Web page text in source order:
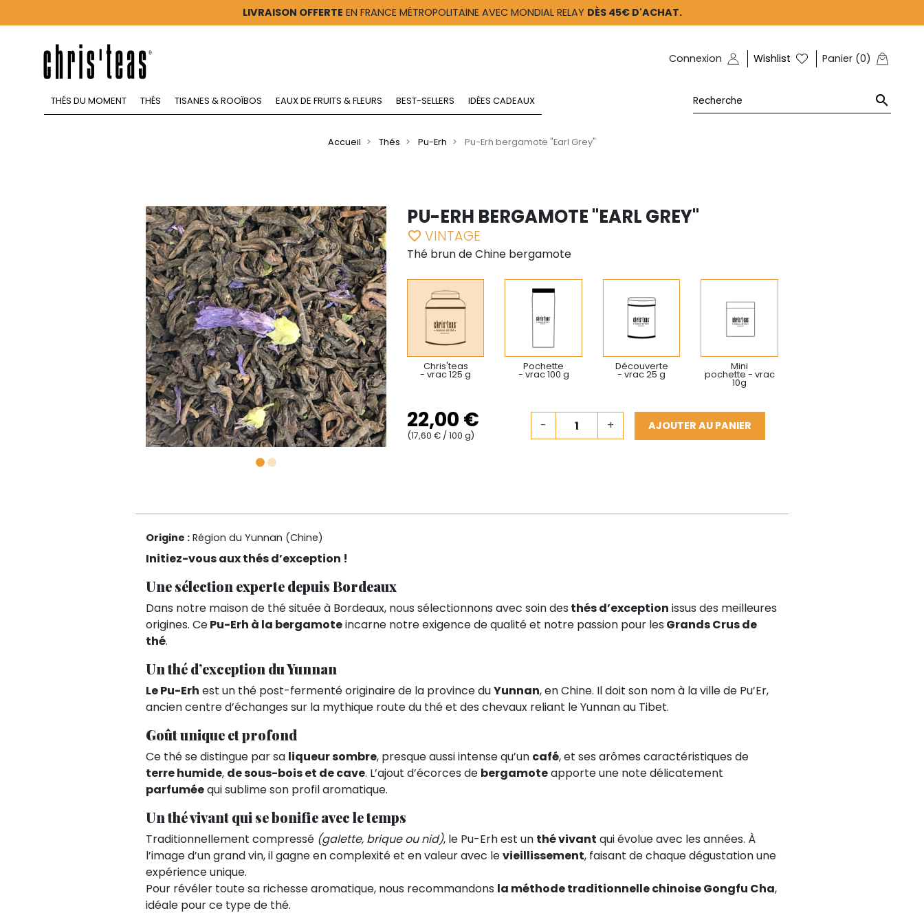
LIVRAISON OFFERTE EN FRANCE MÉTROPOLITAINE AVEC MONDIAL RELAY DÈS 45€ D'ACHAT.
Connexion Wishlist Panier (0)
THÉS DU MOMENT THÉS TISANES & ROOÏBOS EAUX DE FRUITS & FLEURS BEST-SELLERS IDÉES CADEAUX 
Accueil Thés Pu-Erh Pu-Erh bergamote "Earl Grey"
PU-ERH BERGAMOTE "EARL GREY"
favorite_border VINTAGE
Thé brun de Chine bergamote
Chris'teas
- vrac 125 g
Pochette
- vrac 100 g
Découverte
- vrac 25 g
Mini
pochette - vrac
10g
22,00 €
(17,60 € / 100 g)
- + AJOUTER AU PANIER
Origine : Région du Yunnan (Chine)
Initiez-vous aux thés d’exception !
Une sélection experte depuis Bordeaux
Dans notre maison de thé située à Bordeaux, nous sélectionnons avec soin des thés d’exception issus des meilleures
origines. CePu-Erh à la bergamoteincarne notre exigence de qualité et notre passion pour les Grands Crus de
thé.
Un thé d’exception du Yunnan
Le Pu-Erh est un thé post-fermenté originaire de la province duYunnan, en Chine. Il doit son nom à la ville de Pu’Er,
ancien centre d’échanges sur la mythique route du thé et des chevaux reliant le Yunnan au Tibet.
Goût unique et profond
Ce thé se distingue par sa liqueur sombre, presque aussi intense qu’un café, et ses arômes caractéristiques de
terre humide, de sous-bois et de cave. L’ajout d’écorces de bergamoteapporte une note délicatement
parfuméequi sublime son profil aromatique.
Un thé vivant qui se bonifie avec le temps
Traditionnellement compressé (galette, brique ou nid), le Pu-Erh est un thé vivant qui évolue avec les années. À
l’image d’un grand vin, il gagne en complexité et en valeur avec levieillissement, faisant de chaque dégustation une
expérience unique.
Pour révéler toute sa richesse aromatique, nous recommandons la méthode traditionnelle chinoise Gongfu Cha,
idéale pour ce type de thé.